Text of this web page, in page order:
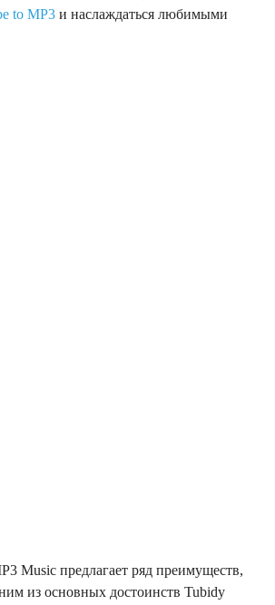
to MP3 и наслаждаться любимыми
Music предлагает ряд преимуществ,
из основных достоинств Tubidy